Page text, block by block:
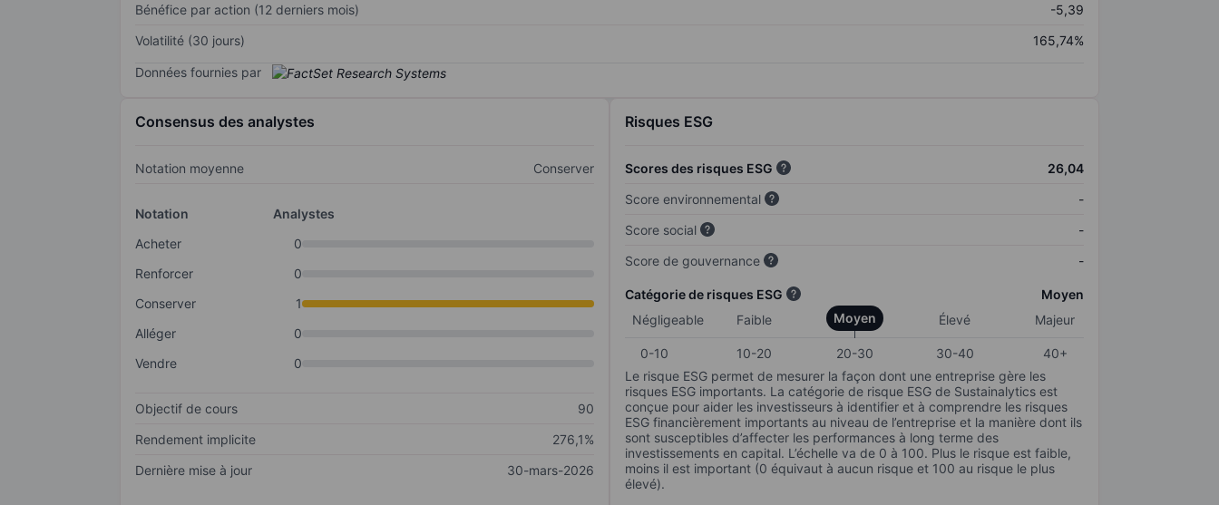
Bénéfice par action (12 derniers mois)
-5,39
Volatilité (30 jours)
165,74%
Données fournies par
Consensus des analystes
Notation moyenne Conserver
Notation
Analystes
Acheter
0
Renforcer
0
Conserver
1
Alléger
0
Vendre
0
Objectif de cours
90
Rendement implicite
276,1%
Dernière mise à jour
30-mars-2026
Risques ESG
Scores des risques ESG
26,04
Score environnemental
-
Score social
-
Score de gouvernance
-
Catégorie de risques ESG
Moyen
Négligeable
Faible Moyen Élevé Majeur
0-10 10-20 20-30 30-40
40+
Le risque ESG permet de mesurer la façon dont une entreprise gère les
risques ESG importants. La catégorie de risque ESG de Sustainalytics est
conçue pour aider les investisseurs à identifier et à comprendre les risques
ESG financièrement importants au niveau de l’entreprise et la manière dont ils
sont susceptibles d’affecter les performances à long terme des
investissements en capital. L’échelle va de 0 à 100. Plus le risque est faible,
moins il est important (0 équivaut à aucun risque et 100 au risque le plus
élevé).